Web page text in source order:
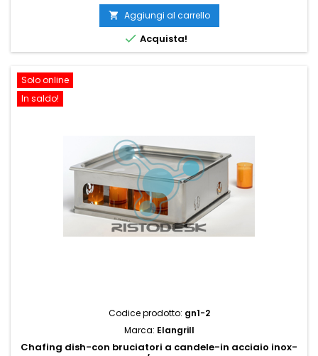
 Aggiungi al carrello
 Acquista!
Solo online
In saldo!
Codice prodotto: gn1-2
Marca: Elangrill
Chafing dish-con bruciatori a candele-in acciaio inox-